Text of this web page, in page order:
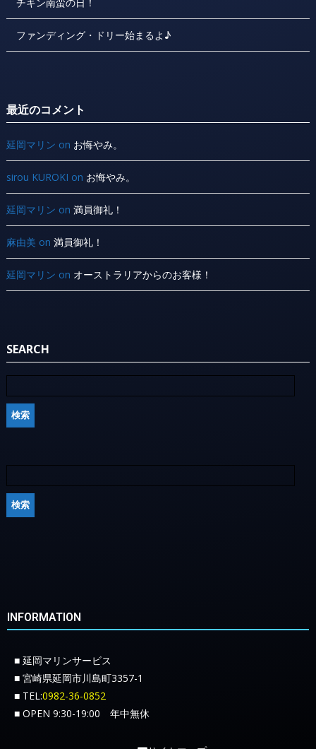
ファンディング・ドリー始まるよ♪
最近のコメント
延岡マリン on お悔やみ。
sirou KUROKI on お悔やみ。
延岡マリン on 満員御礼！
麻由美 on 満員御礼！
延岡マリン on オーストラリアからのお客様！
SEARCH
INFORMATION
■ 延岡マリンサービス
■ 宮崎県延岡市川島町3357-1
■ TEL:0982-36-0852
■ OPEN 9:30-19:00 年中無休